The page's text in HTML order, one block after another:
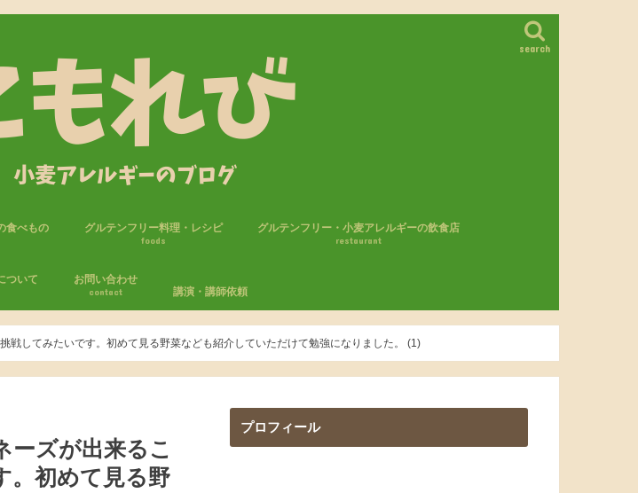
search
ブン
マート
トア100
食べもの グルテンフリー料理・レシピ
foods
おやつ
パン
米粉・ライスジュレ
調味料
麺
グルテンフリー・小麦アレルギーの飲食店
restaurant
ついて
エピペン
気をつけること
お問い合わせ
contact 講演・講師依頼
してみたいです。初めて見る野菜なども紹介していただけて勉強になりました。 (1)
ーズが出来るこ
。初めて見る野
プロフィール